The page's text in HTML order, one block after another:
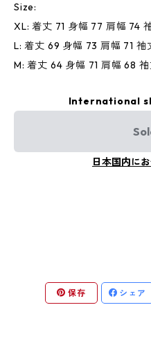
Size:
XL: 着丈 71 身幅 77 肩幅 74
L: 着丈 69 身幅 73 肩幅 71 袖
M: 着丈 64 身幅 71 肩幅 68 袖
International
日本国内に
保存 シェア